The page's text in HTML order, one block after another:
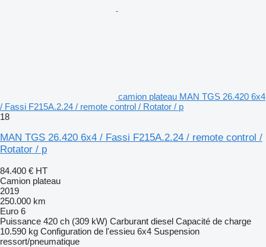
camion plateau MAN TGS 26.420 6x4
/ Fassi F215A.2.24 / remote control / Rotator / p
18
MAN TGS 26.420 6x4 / Fassi F215A.2.24 / remote control /
Rotator / p
84.400 € HT
Camion plateau
2019
250.000 km
Euro 6
Puissance 420 ch (309 kW) Carburant diesel Capacité de charge
10.590 kg Configuration de l'essieu 6x4 Suspension
ressort/pneumatique